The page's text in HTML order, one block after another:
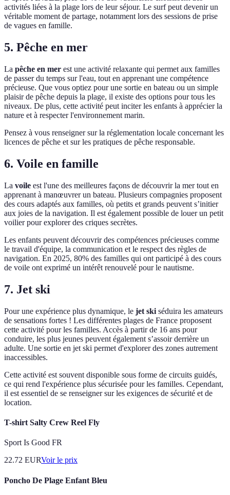
activités liées à la plage lors de leur séjour. Le surf peut devenir un
véritable moment de partage, notamment lors des sessions de prise
de vagues en famille.
5. Pêche en mer
La pêche en mer est une activité relaxante qui permet aux familles
de passer du temps sur l'eau, tout en apprenant une compétence
précieuse. Que vous optiez pour une sortie en bateau ou un simple
plaisir de pêche depuis la plage, il existe des options pour tous les
niveaux. De plus, cette activité peut inciter les enfants à apprécier la
nature et à respecter l'environnement marin.
Pensez à vous renseigner sur la réglementation locale concernant les
licences de pêche et sur les pratiques de pêche responsable.
6. Voile en famille
La voile est l'une des meilleures façons de découvrir la mer tout en
apprenant à manœuvrer un bateau. Plusieurs compagnies proposent
des cours adaptés aux familles, où petits et grands peuvent s’initier
aux joies de la navigation. Il est également possible de louer un petit
voilier pour explorer des criques secrètes.
Les enfants peuvent découvrir des compétences précieuses comme
le travail d'équipe, la communication et le respect des règles de
navigation. En 2025, 80% des familles qui ont participé à des cours
de voile ont exprimé un intérêt renouvelé pour le nautisme.
7. Jet ski
Pour une expérience plus dynamique, le jet ski séduira les amateurs
de sensations fortes ! Les différentes plages de France proposent
cette activité pour les familles. Accès à partir de 16 ans pour
conduire, les plus jeunes peuvent également s’assoir derrière un
adulte. Une sortie en jet ski permet d'explorer des zones autrement
inaccessibles.
Cette activité est souvent disponible sous forme de circuits guidés,
ce qui rend l'expérience plus sécurisée pour les familles. Cependant,
il est essentiel de se renseigner sur les exigences de sécurité et de
location.
T-shirt Salty Crew Reel Fly
Sport Is Good FR
22.72 EURVoir le prix
Poncho De Plage Enfant Bleu